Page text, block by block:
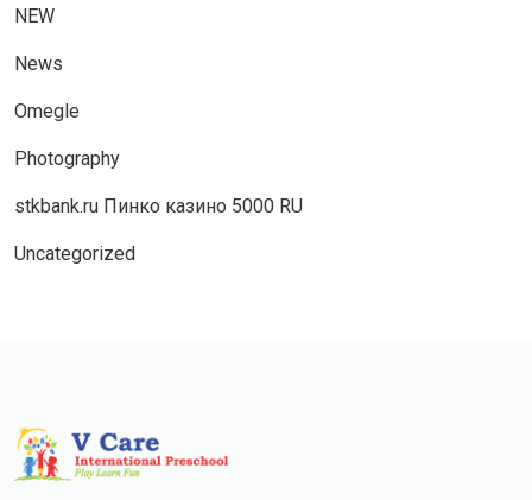
NEW
News
Omegle
Photography
stkbank.ru Пинко казино 5000 RU
Uncategorized